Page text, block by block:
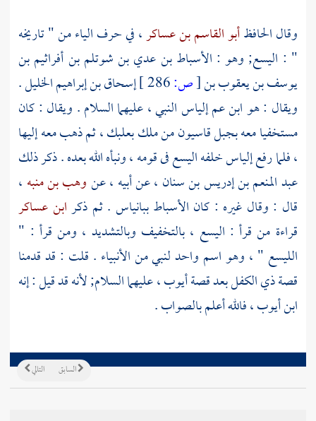
وقال الحافظأبو القاسم بن عساكر، في حرف الياء من " تاريخه
" : اليسع; وهو : الأسباط بن عدي بن شوتلم بن أفراثيم بن
يوسف بن يعقوب بن[ص: إسحاق بن إبراهيمالخليل .
ويقال : هو ابن عمإلياسالنبي ، عليهما السلام . ويقال : كان
مستخفيا معه بجبلقاسيونمن ملكبعلبك، ثم ذهب معه إليها
، فلما رفع إلياس خلفهاليسعفى قومه ، ونبأه الله بعده . ذكر ذلك
عبد المنعم بن إدريس بن سنان ، عن أبيه ، عنوهب بن منبه ،
قال : وقال غيره : كان الأسباط ببانياس . ثم ذكرابن عساكر
قراءة من قرأ : اليسع ، بالتخفيف وبالتشديد ، ومن قرأ : "
الليسع " ، وهو اسم واحد لنبي من الأنبياء . قلت : قد قدمنا
قصةذي الكفلبعد قصةأيوب، عليهما السلام; لأنه قد قيل : إنه
ابنأيوب ،فالله أعلم بالصواب .
التالي السابق